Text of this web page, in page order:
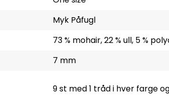
Myk Påfugl
73 % mohair, 22 % ull, 5 %
7 mm
9 st med 1 tråd i hver farge